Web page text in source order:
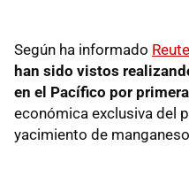
Según ha informado
han sido vistos
en el Pacífico por
económica exclusiva del
yacimiento de